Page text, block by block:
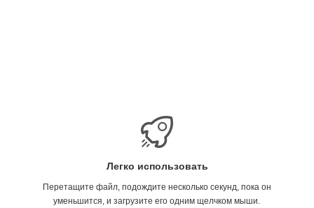
Легко использовать
Перетащите файл, подождите несколько секунд, пока он
уменьшится, и загрузите его одним щелчком мыши.